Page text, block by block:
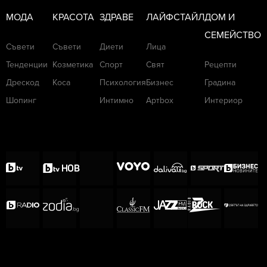
МОДА
Съвети
Тенденции
Дрескод
Шопинг
КРАСОТА
Съвети
Козметика
Коса
ЗДРАВЕ
Диети
Спорт
Психология
Интимно
ЛАЙФСТАЙЛ
Лица
Свят
Бизнес
Артbox
ДОМ И
СЕМЕЙСТВО
Рецепти
Градина
Интериор